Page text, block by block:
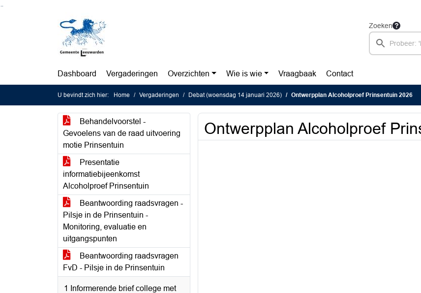
Zoeken
Dashboard Vergaderingen Overzichten Wie is wie Vraagbaak Contact
U bevindt zich hier: Home Vergaderingen Debat (woensdag 14 januari 2026) Ontwerpplan Alcoholproef Prinsentuin 2026
Behandelvoorstel -
Gevoelens van de raad uitvoering
motie Prinsentuin
Presentatie
informatiebijeenkomst
Alcoholproef Prinsentuin
Beantwoording raadsvragen -
Pilsje in de Prinsentuin -
Monitoring, evaluatie en
uitgangspunten
Beantwoording raadsvragen
FvD - Pilsje in de Prinsentuin
1 Informerende brief college met
Ontwerpplan Alcoholproef